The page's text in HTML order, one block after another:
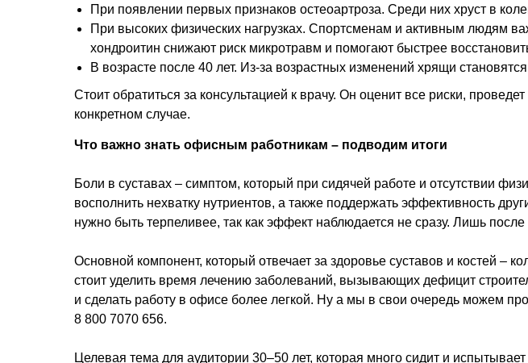
При появлении первых признаков остеоартроза. Среди них хруст в
При высоких физических нагрузках. Спортсменам и активным людям
хондроитин снижают риск микротравм и помогают быстрее
В возрасте после 40 лет. Из-за возрастных изменений хрящи
Стоит обратиться за консультацией к врачу. Он оценит все риски,
конкретном случае.
Что важно знать офисным работникам – подводим итоги
Боли в суставах – симптом, который при сидячей работе и отсутствии
восполнить нехватку нутриентов, а также поддержать эффективность
нужно быть терпеливее, так как эффект наблюдается не сразу. Лишь
Основной компонент, который отвечает за здоровье суставов и костей –
стоит уделить время лечению заболеваний, вызывающих дефицит
и сделать работу в офисе более легкой. Ну а мы в свои очередь можем
8 800 7070 656.
Целевая тема для аудитории 30–50 лет, которая много сидит и испытывает